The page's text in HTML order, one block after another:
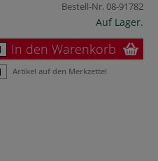
Bestell-Nr.08-91782
Auf Lager.
In den Warenkorb
Artikel auf den Merkzettel